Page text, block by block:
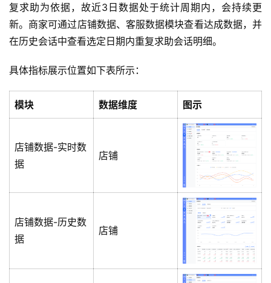
复求助为依据，故近3日数据处于统计周期内，会持续更
新。商家可通过店铺数据、客服数据模块查看达成数据，并
在历史会话中查看选定日期内重复求助会话明细。
具体指标展示位置如下表所示：
模块 数据维度 图示
店铺数据-实时数
据
店铺
店铺数据-历史数
据
店铺